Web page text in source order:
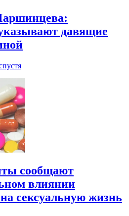
давящие
сообщают
влиянии
сексуальную жизнь